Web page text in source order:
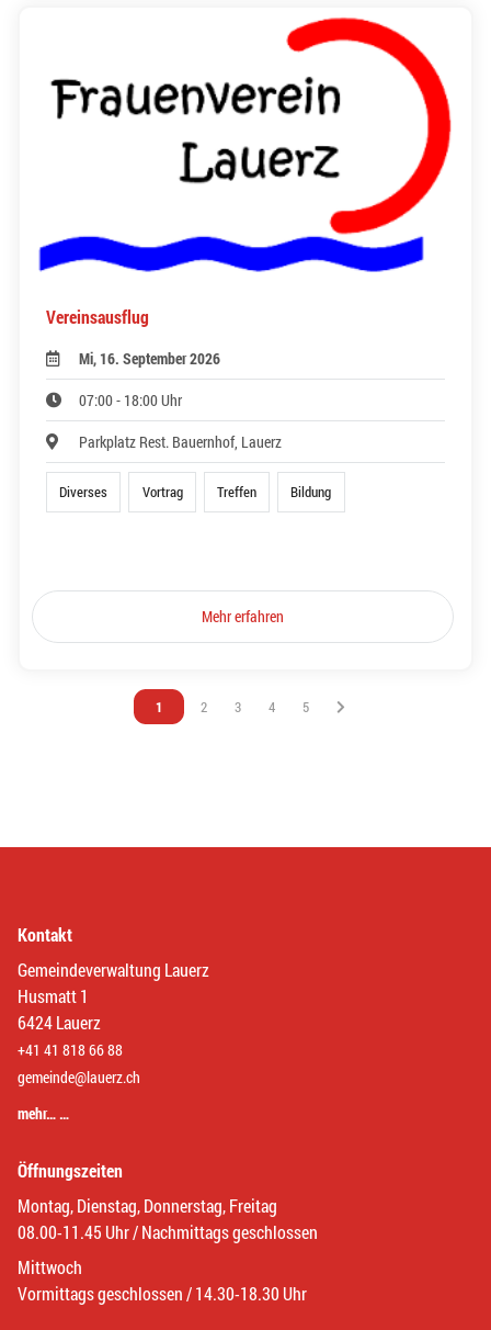
Vereinsausflug
Mi, 16. September 2026
07:00 - 18:00 Uhr
Parkplatz Rest. Bauernhof, Lauerz
Diverses Vortrag Treffen Bildung
Mehr erfahren
Vous êtes sur la page
1 Vous êtes sur la page
2 Vous êtes sur la page
3 Vous êtes sur la page
4 Vous êtes sur la page
5
Kontakt
Gemeindeverwaltung Lauerz
Husmatt 1
6424 Lauerz
+41 41 818 66 88
gemeinde@lauerz.ch
mehr… …
Öffnungszeiten
Montag, Dienstag, Donnerstag, Freitag
08.00-11.45 Uhr / Nachmittags geschlossen
Mittwoch
Vormittags geschlossen / 14.30-18.30 Uhr